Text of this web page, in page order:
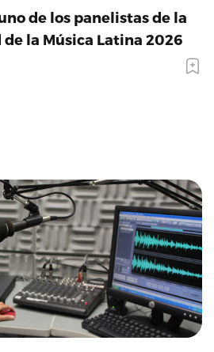
de los panelistas de la
la Música Latina 2026